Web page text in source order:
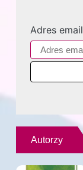
Adres email
Autorzy